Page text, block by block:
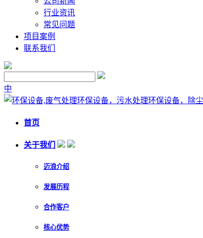
行业资讯
常见问题
项目案例
联系我们
中
首页
关于我们
迈浪介绍
发展历程
合作客户
核心优势